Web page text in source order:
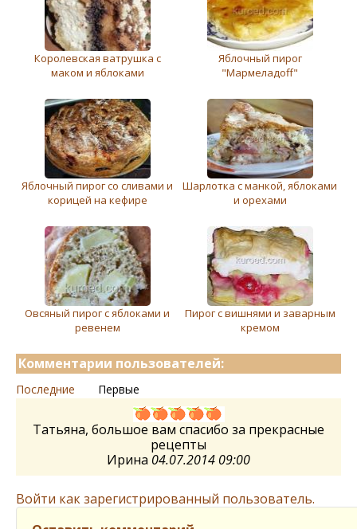
Королевская ватрушка с
маком и яблоками
Яблочный пирог
"Мармеладоff"
Яблочный пирог со сливами и
корицей на кефире
Шарлотка с манкой, яблоками
и орехами
Овсяный пирог с яблоками и
ревенем
Пирог с вишнями и заварным
кремом
Комментарии пользователей:
Последние Первые
Татьяна, большое вам спасибо за прекрасные
рецепты
Ирина 04.07.2014 09:00
Войти как зарегистрированный пользователь.